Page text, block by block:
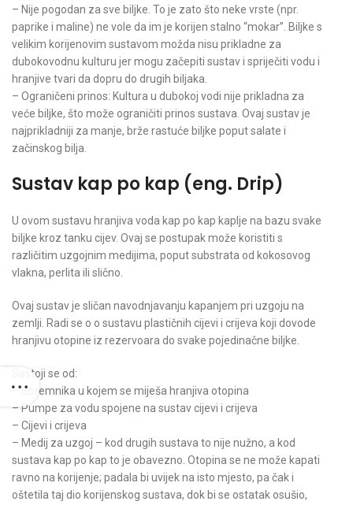
– Nije pogodan za sve biljke. To je zato što neke vrste (npr.
paprike i maline) ne vole da im je korijen stalno “mokar”. Biljke s
velikim korijenovim sustavom možda nisu prikladne za
dubokovodnu kulturu jer mogu začepiti sustav i spriječiti vodu i
hranjive tvari da dopru do drugih biljaka.
– Ograničeni prinos: Kultura u dubokoj vodi nije prikladna za
veće biljke, što može ograničiti prinos sustava. Ovaj sustav je
najprikladniji za manje, brže rastuće biljke poput salate i
začinskog bilja.
Sustav kap po kap (eng. Drip)
U ovom sustavu hranjiva voda kap po kap kaplje na bazu svake
biljke kroz tanku cijev. Ovaj se postupak može koristiti s
različitim uzgojnim medijima, poput substrata od kokosovog
vlakna, perlita ili slično.
Ovaj sustav je sličan navodnjavanju kapanjem pri uzgoju na
zemlji. Radi se o o sustavu plastičnih cijevi i crijeva koji dovode
hranjivu otopine iz rezervoara do svake pojedinačne biljke.
Sastoji se od:
– Spremnika u kojem se miješa hranjiva otopina
– Pumpe za vodu spojene na sustav cijevi i crijeva
– Cijevi i crijeva
– Medij za uzgoj – kod drugih sustava to nije nužno, a kod
sustava kap po kap to je obavezno. Otopina se ne može kapati
ravno na korijenje; padala bi uvijek na isto mjesto, pa čak i
oštetila taj dio korijenskog sustava, dok bi se ostatak osušio,